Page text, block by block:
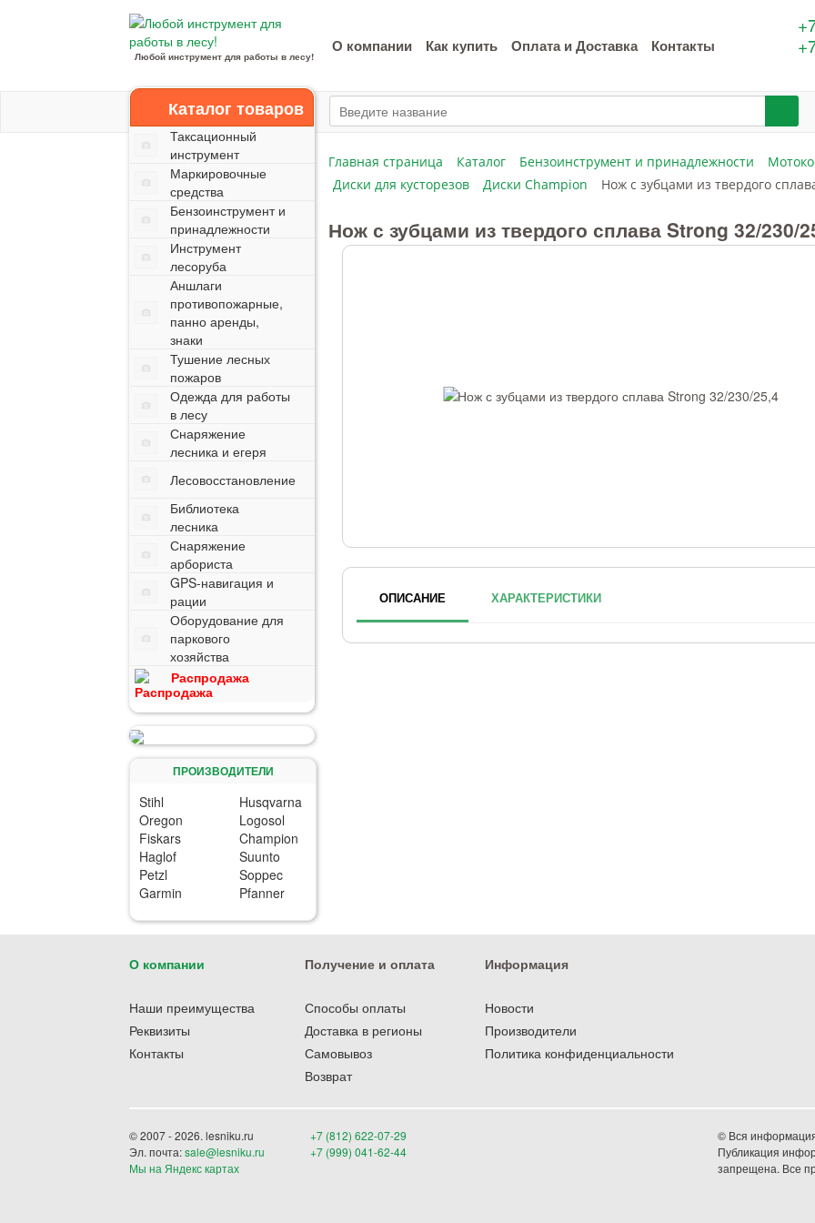
Любой инструмент для работы в лесу!
О компании Как купить Оплата и Доставка Контакты
Каталог товаров
Таксационный
инструмент
Маркировочные
средства
Бензоинструмент и
принадлежности
Инструмент
лесоруба
Аншлаги
противопожарные,
панно аренды,
знаки
Тушение лесных
пожаров
Одежда для работы
в лесу
Снаряжение
лесника и егеря
Лесовосстановление
Библиотека
лесника
Снаряжение
арбориста
GPS-навигация и
рации
Оборудование для
паркового
хозяйства
Распродажа
ПРОИЗВОДИТЕЛИ
Stihl
Husqvarna
Oregon
Logosol
Fiskars
Champion
Haglof
Suunto
Petzl
Soppec
Garmin
Pfanner
Главная страница Каталог Бензоинструмент и принадлежности
Диски для кусторезов
Диски Champion Нож с зубцами из твердого
Нож с зубцами из твердого сплава Strong 32/230/
ОПИСАНИЕ ХАРАКТЕРИСТИКИ
О компании
Наши преимущества
Реквизиты
Контакты
Получение и оплата
Способы оплаты
Доставка в регионы
Самовывоз
Возврат
Информация
Новости
Производители
Политика конфиденциальности
© 2007 - 2026. lesniku.ru
Эл. почта:sale@lesniku.ru
Мы на Яндекс картах
+7 (812) 622-07-29
+7 (999) 041-62-44
© Вся информация
Публикация
запрещена. Все